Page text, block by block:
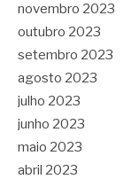
novembro 2023
outubro 2023
setembro 2023
agosto 2023
julho 2023
junho 2023
maio 2023
abril 2023